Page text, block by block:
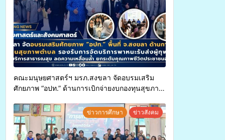
คณะมนุษยศาสตร์ฯ มรภ.สงขลา จัดอบรมเสริม
ศักยภาพ “อปท.” ด้านการเบิกจ่ายงบกองทุนสุขภาพ
ทุพพลภาพเพื่อเข้ารับบริการสาธารณสุข ลดความ
เหลื่อมล้ำ ยกระดับคุณภาพชีวิตประชาชนอย่าง
ยั่งยืน
ข่าวการศึกษา ข่าวสังคม